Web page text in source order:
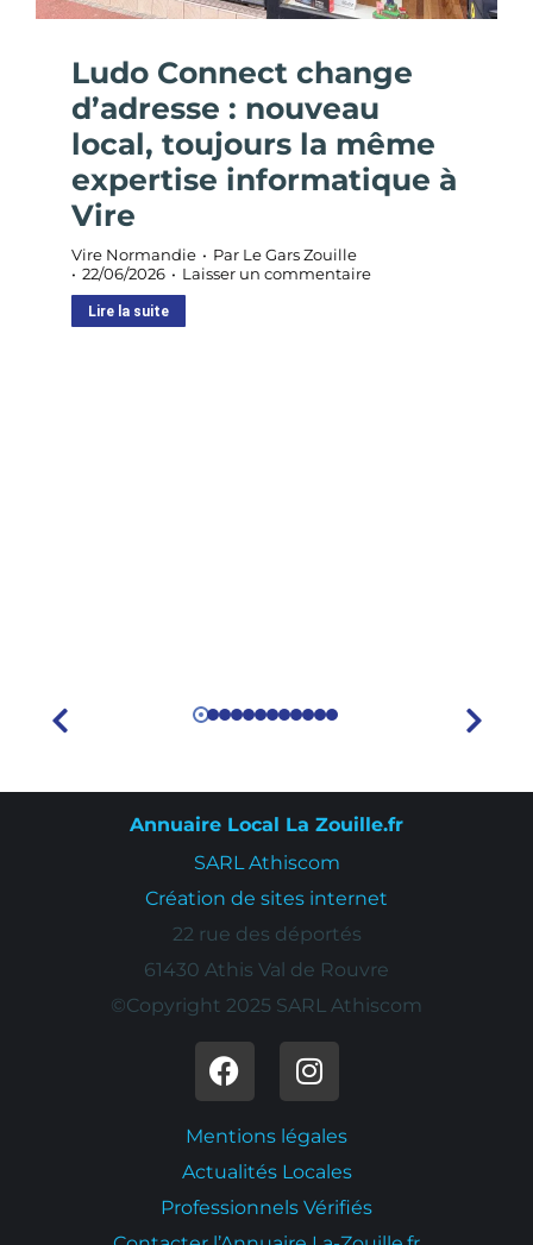
Ludo Connect change
d’adresse : nouveau
local, toujours la même
expertise informatique à
Vire
Vire Normandie Par Le Gars Zouille
22/06/2026
Laisser un commentaire
Lire la suite
Annuaire Local La Zouille.fr
SARL Athiscom
Création de sites internet
22 rue des déportés
61430 Athis Val de Rouvre
©Copyright 2025 SARL Athiscom
Mentions légales
Actualités Locales
Professionnels Vérifiés